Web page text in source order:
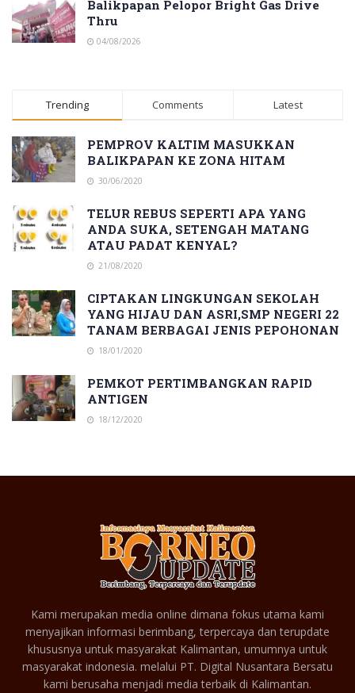
Balikpapan Pelopor Bright Gas Drive
Thru
04/08/2026
Trending Comments Latest
PEMPROV KALTIM MASUKKAN
BALIKPAPAN KE ZONA HITAM
30/06/2020
TELUR REBUS SEPERTI APA YANG
ANDA SUKA, SETENGAH MATANG
ATAU PADAT KENYAL?
21/08/2020
CIPTAKAN LINGKUNGAN SEKOLAH
YANG HIJAU DAN ASRI,SMP NEGERI 22
TANAM BERBAGAI JENIS PEPOHONAN
18/01/2020
PEMKOT PERTIMBANGKAN RAPID
ANTIGEN
18/12/2020
Kami merupakan media online dimana fokus utama kami
menyajikan informasi berimbang, terpercaya dan terupdate
khususnya untuk masyarakat Kalimantan, umumnya untuk
masyarakat indonesia. melalui PT. Digital Nusantara Bersatu
kami berusaha menjadi media terbaik di Kalimantan.